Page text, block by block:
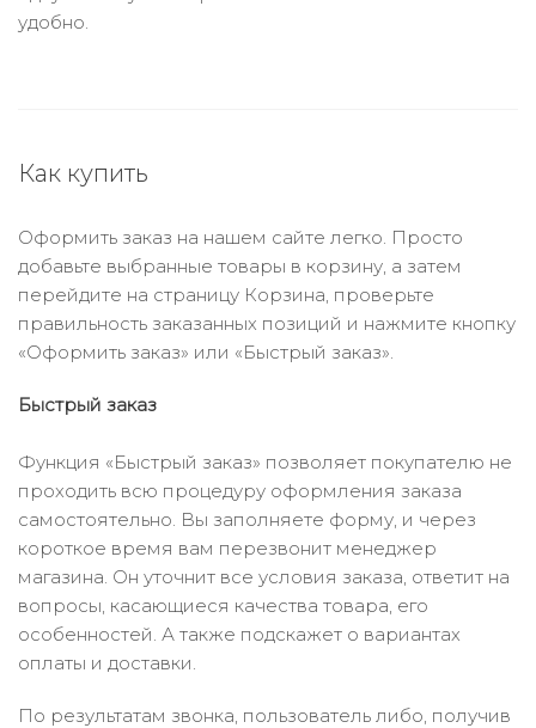
удобно.
Как купить
Оформить заказ на нашем сайте легко. Просто
добавьте выбранные товары в корзину, а затем
перейдите на страницу Корзина, проверьте
правильность заказанных позиций и нажмите кнопку
«Оформить заказ» или «Быстрый заказ».
Быстрый заказ
Функция «Быстрый заказ» позволяет покупателю не
проходить всю процедуру оформления заказа
самостоятельно. Вы заполняете форму, и через
короткое время вам перезвонит менеджер
магазина. Он уточнит все условия заказа, ответит на
вопросы, касающиеся качества товара, его
особенностей. А также подскажет о вариантах
оплаты и доставки.
По результатам звонка, пользователь либо, получив